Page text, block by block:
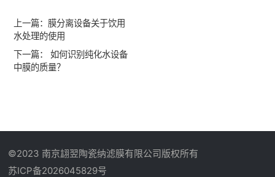
上一篇： 膜分离设备关于饮用
水处理的使用
下一篇：如何识别纯化水设备
中膜的质量？
©2023 南京翃翌陶瓷纳滤膜有限公司版权所有
苏ICP备2026045829号